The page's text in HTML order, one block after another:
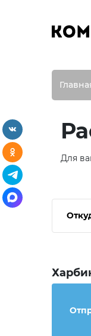
vkontakte
odnoklassniki
telegram
max
Для